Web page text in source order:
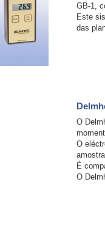
GB-1,
Este
das
O
O
É
O